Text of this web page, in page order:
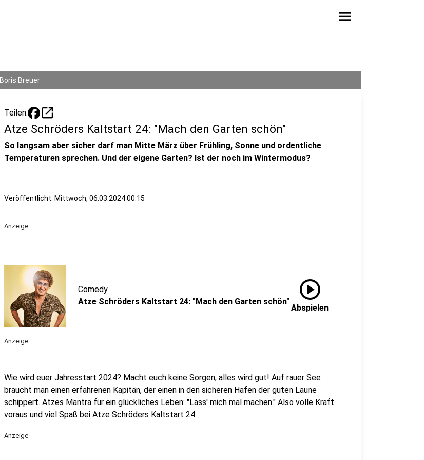
menu
Boris Breuer
Teilen: open_in_new
Atze Schröders Kaltstart 24: "Mach den Garten schön"
So langsam aber sicher darf man Mitte März über Frühling, Sonne und ordentliche
Temperaturen sprechen. Und der eigene Garten? Ist der noch im Wintermodus?
Veröffentlicht: Mittwoch, 06.03.2024 00:15
Anzeige
Comedy
Atze Schröders Kaltstart 24: "Mach den Garten schön"
play_circle
Abspielen
Anzeige
Wie wird euer Jahresstart 2024? Macht euch keine Sorgen, alles wird gut! Auf rauer See
braucht man einen erfahrenen Kapitän, der einen in den sicheren Hafen der guten Laune
schippert. Atzes Mantra für ein glückliches Leben: "Lass' mich mal machen." Also volle Kraft
voraus und viel Spaß bei Atze Schröders Kaltstart 24.
Anzeige